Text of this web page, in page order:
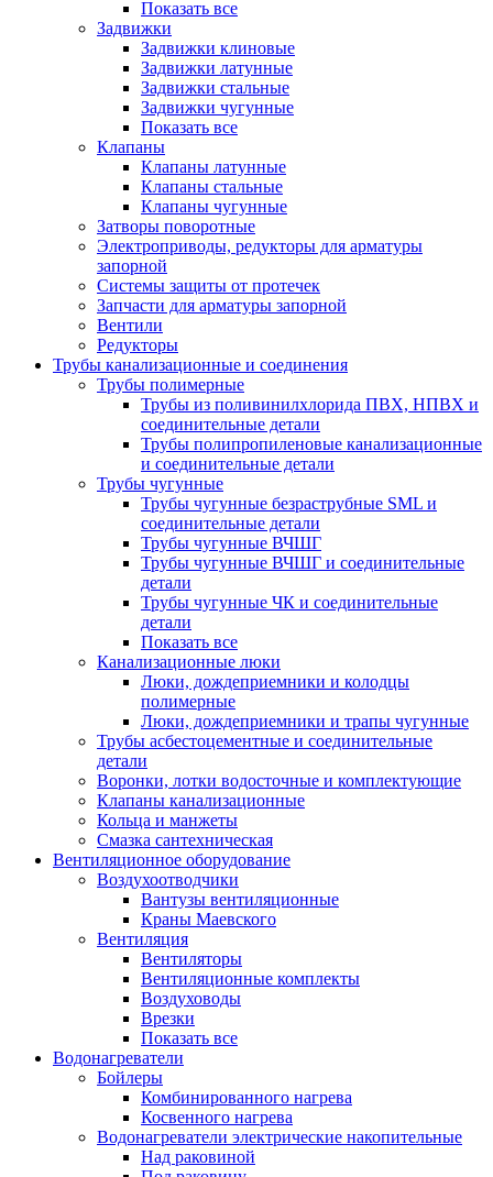
Показать все
Задвижки
Задвижки клиновые
Задвижки латунные
Задвижки стальные
Задвижки чугунные
Показать все
Клапаны
Клапаны латунные
Клапаны стальные
Клапаны чугунные
Затворы поворотные
Электроприводы, редукторы для арматуры
запорной
Системы защиты от протечек
Запчасти для арматуры запорной
Вентили
Редукторы
Трубы канализационные и соединения
Трубы полимерные
Трубы из поливинилхлорида ПВХ, НПВХ и
соединительные детали
Трубы полипропиленовые канализационные
и соединительные детали
Трубы чугунные
Трубы чугунные безраструбные SML и
соединительные детали
Трубы чугунные ВЧШГ
Трубы чугунные ВЧШГ и соединительные
детали
Трубы чугунные ЧК и соединительные
детали
Показать все
Канализационные люки
Люки, дождеприемники и колодцы
полимерные
Люки, дождеприемники и трапы чугунные
Трубы асбестоцементные и соединительные
детали
Воронки, лотки водосточные и комплектующие
Клапаны канализационные
Кольца и манжеты
Смазка сантехническая
Вентиляционное оборудование
Воздухоотводчики
Вантузы вентиляционные
Краны Маевского
Вентиляция
Вентиляторы
Вентиляционные комплекты
Воздуховоды
Врезки
Показать все
Водонагреватели
Бойлеры
Комбинированного нагрева
Косвенного нагрева
Водонагреватели электрические накопительные
Над раковиной